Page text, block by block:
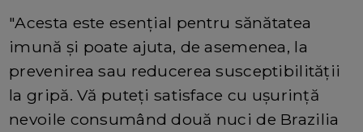
"Acesta este esențial pentru sănătatea
imună și poate ajuta, de asemenea, la
prevenirea sau reducerea susceptibilității
la gripă. Vă puteți satisface cu ușurință
nevoile consumând două nuci de Brazilia